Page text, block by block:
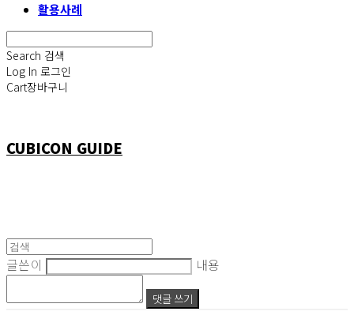
활용사례
Search 검색
Log In 로그인
Cart장바구니
CUBICON GUIDE
글쓴이 내용
댓글 쓰기